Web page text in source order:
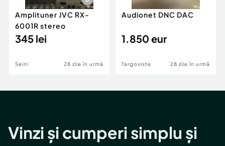
Amplituner JVC RX-
6001R stereo
345 lei
Seini 28 zile în urmă
Audionet DNC DAC
1.850 eur
Targoviste 28 zile în urmă
Vinzi și cumperi simplu și